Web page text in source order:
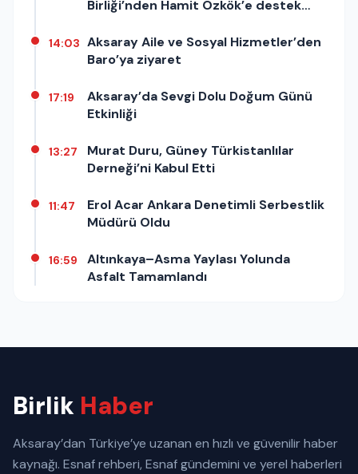
Birliği’nden Hamit Özkök’e destek
14:03 Aksaray Aile ve Sosyal Hizmetler’den
Baro’ya ziyaret
17:19
Aksaray’da Sevgi Dolu Doğum Günü
Etkinliği
13:27
Murat Duru, Güney Türkistanlılar
Derneği’ni Kabul Etti
11:47
Erol Acar Ankara Denetimli Serbestlik
Müdürü Oldu
16:59
Altınkaya–Asma Yaylası Yolunda
Asfalt Tamamlandı
Birlik Haber
Aksaray’dan Türkiye’ye uzanan en hızlı ve güvenilir haber
kaynağı. Esnaf rehberi, Esnaf gündemini ve yerel haberleri